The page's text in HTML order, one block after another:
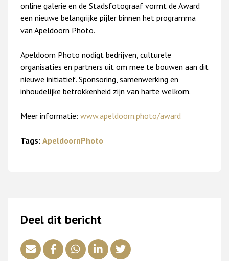
online galerie en de Stadsfotograaf vormt de Award
een nieuwe belangrijke pijler binnen het programma
van Apeldoorn Photo.
Apeldoorn Photo nodigt bedrijven, culturele
organisaties en partners uit om mee te bouwen aan dit
nieuwe initiatief. Sponsoring, samenwerking en
inhoudelijke betrokkenheid zijn van harte welkom.
Meer informatie: www.apeldoorn.photo/award
Tags: ApeldoornPhoto
Deel dit bericht